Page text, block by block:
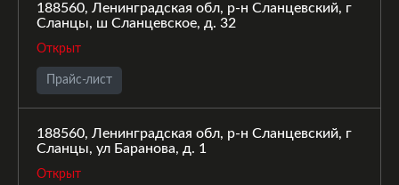
188560, Ленинградская обл, р-н Сланцевский, г
Сланцы, ш Сланцевское, д. 32
Открыт
Прайс-лист
188560, Ленинградская обл, р-н Сланцевский, г
Сланцы, ул Баранова, д. 1
Открыт